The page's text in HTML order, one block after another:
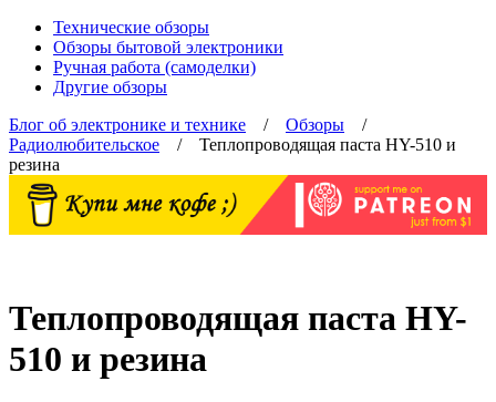
Технические обзоры
Обзоры бытовой электроники
Ручная работа (самоделки)
Другие обзоры
Блог об электронике и технике / Обзоры /
Радиолюбительское / Теплопроводящая паста HY-510 и
резина
Теплопроводящая паста HY-
510 и резина